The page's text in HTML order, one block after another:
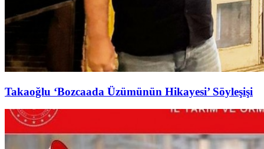
Takaoğlu ‘Bozcaada Üzümünün Hikayesi’ Söyleşişi